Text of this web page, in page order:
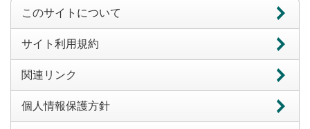
このサイトについて
サイト利用規約
関連リンク
個人情報保護方針